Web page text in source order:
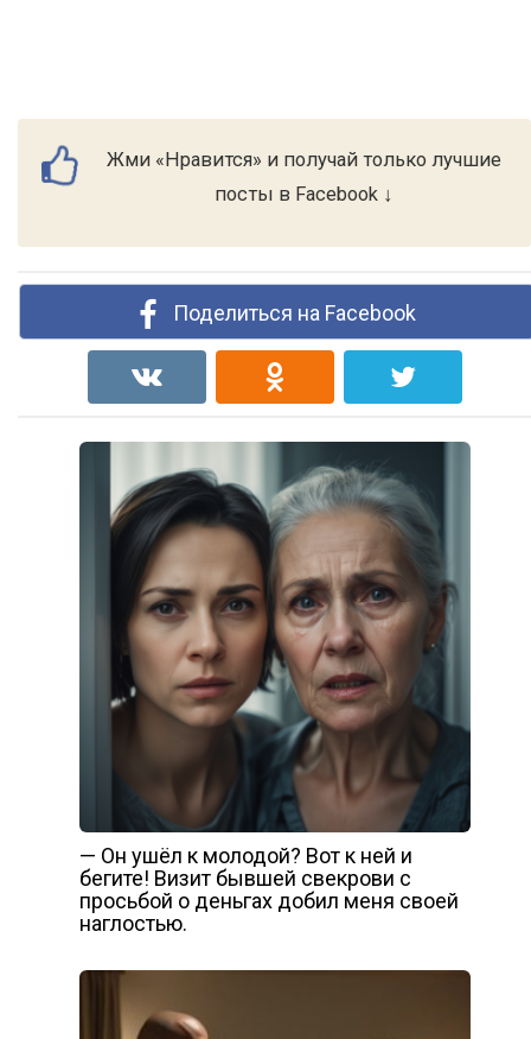
Жми «Нравится» и получай только лучшие
посты в Facebook ↓
Поделиться на Facebook
— Он ушёл к молодой? Вот к ней и
бегите! Визит бывшей свекрови с
просьбой о деньгах добил меня своей
наглостью.